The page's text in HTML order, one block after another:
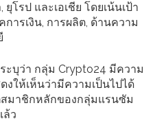
โรป และเอเชีย โดยเน้นเป้า
ารเงิน, การผลิต, ด้านความ
บุว่า กลุ่ม Crypto24 มีความ
ให้เห็นว่ามีความเป็นไปได้
มาชิกหลักของกลุ่มแรนซัม
ล้ว